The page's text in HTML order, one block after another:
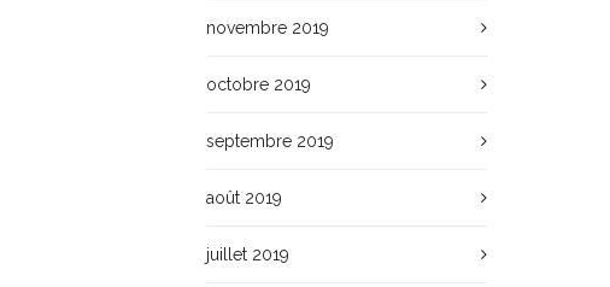
novembre 2019
octobre 2019
septembre 2019
août 2019
juillet 2019